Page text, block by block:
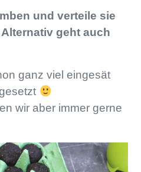
und verteile sie
geht auch
ganz viel eingesät
wir aber immer gerne